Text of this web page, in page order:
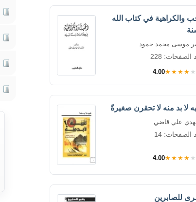
والكراهية في كتاب الله
موسى محمد حمود
الصفحات: 228
4.00★★★★★
لا بد منه لا تحقرن صغيرةً
علي قاضي
الصفحات: 14
4.00★★★★★
للصابرين